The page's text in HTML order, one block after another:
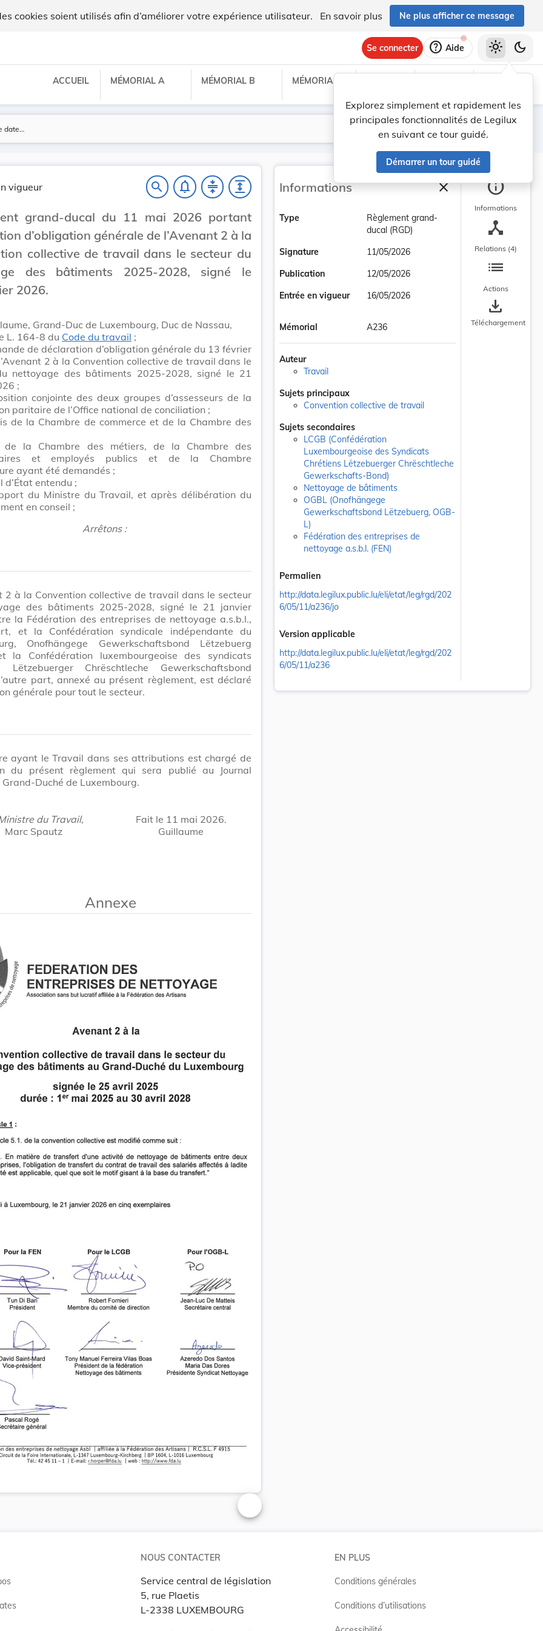
cookies soient utilisés afin d’améliorer votre expérience utilisateur. En savoir plus Ne plus afficher ce message
Se connecter help Aide
Explorez simplement et rapidement les
principales fonctionnalités de Legilux
en suivant ce tour guidé.
Démarrer un tour guidé
light_mode dark_mode
ACCUEIL MÉMORIAL A MÉMORIAL B MÉMORIAL C
Lancer la recherche
Filtres
vigueur search notifications_none compress expand
grand-ducal du 11 mai 2026 portant
d’obligation générale de l’Avenant 2 à la
collective de travail dans le secteur du
des bâtiments 2025-2028, signé le
2026.
Grand-Duc de Luxembourg, Duc de Nassau,
L. 164-8 du Code du travail ;
de déclaration d’obligation générale du 13 février
2 à la Convention collective de travail dans le
nettoyage des bâtiments 2025-2028, signé le 21
;
conjointe des deux groupes d’assesseurs de la
paritaire de l’Office national de conciliation ;
de la Chambre de commerce et de la Chambre des
de la Chambre des métiers, de la Chambre des
et employés publics et de la Chambre
ayant été demandés ;
d’État entendu ;
du Ministre du Travail, et après délibération du
en conseil ;
Arrêtons :
2 à la Convention collective de travail dans le secteur
des bâtiments 2025-2028, signé le 21 janvier
la Fédération des entreprises de nettoyage a.s.b.l.,
et la Confédération syndicale indépendante du
Onofhängege Gewerkschaftsbond Lëtzebuerg
la Confédération luxembourgeoise des syndicats
Lëtzebuerger Chrëschtleche Gewerkschaftsbond
part, annexé au présent règlement, est déclaré
générale pour tout le secteur.
ayant le Travail dans ses attributions est chargé de
du présent règlement qui sera publié au Journal
Duché de Luxembourg.
du Travail,
Marc Spautz
Fait le 11 mai 2026.
Guillaume
Annexe
Changer la taille du texte
Informations closeFermer la barre
Type
Règlement grand-
ducal (RGD)
Signature
11/05/2026
Publication
12/05/2026
Entrée en vigueur
16/05/2026
Mémorial A236
Auteur
Travail
Sujets principaux
Convention collective de travail
Sujets secondaires
LCGB (Confédération
Luxembourgeoise des Syndicats
Chrétiens Lëtzebuerger Chrëschtleche
Gewerkschafts-Bond)
Nettoyage de bâtiments
OGBL (Onofhängege
Gewerkschaftsbond Lëtzebuerg, OGB-
L)
Fédération des entreprises de
nettoyage a.s.b.l. (FEN)
Permalien
http://data.legilux.public.lu/eli/etat/leg/rgd/202
6/05/11/a236/jo
Version applicable
http://data.legilux.public.lu/eli/etat/leg/rgd/202
6/05/11/a236
info
Informations
device_hub
Relations (4)
list
Actions
save_alt
Téléchargement
NOUS CONTACTER
Service central de législation
5, rue Plaetis
L-2338 LUXEMBOURG
EN PLUS
Conditions générales
Conditions d’utilisations